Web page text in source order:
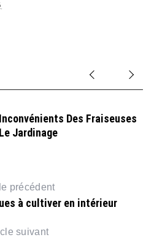
Des Fraiseuses
Jardinage
précédent
à cultiver en intérieur
suivant